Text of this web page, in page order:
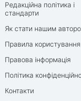
Редакційна політика і
стандарти
Як стати нашим
Правила користування
Правова інформація
Політика
Контакти